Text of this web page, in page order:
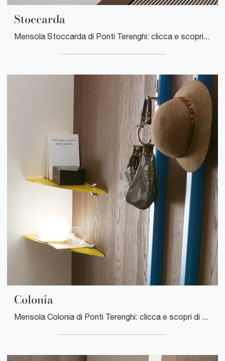
Stoccarda
Mensola Stoccarda di Ponti Terenghi: clicca e scopri di più sui Complementi e mensole moderni in vetro del rinomato brand!
Colonia
Mensola Colonia di Ponti Terenghi: clicca e scopri di più sui Complementi e mensole moderni in vetro del noto e conosciuto marchio!